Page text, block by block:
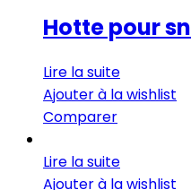
Hotte pour
Lire la suite
Ajouter à la wishlist
Comparer
Lire la suite
Ajouter à la wishlist